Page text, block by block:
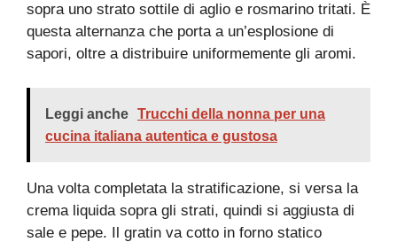
sopra uno strato sottile di aglio e rosmarino tritati. È
questa alternanza che porta a un’esplosione di
sapori, oltre a distribuire uniformemente gli aromi.
Leggi anche Trucchi della nonna per una
cucina italiana autentica e gustosa
Una volta completata la stratificazione, si versa la
crema liquida sopra gli strati, quindi si aggiusta di
sale e pepe. Il gratin va cotto in forno statico